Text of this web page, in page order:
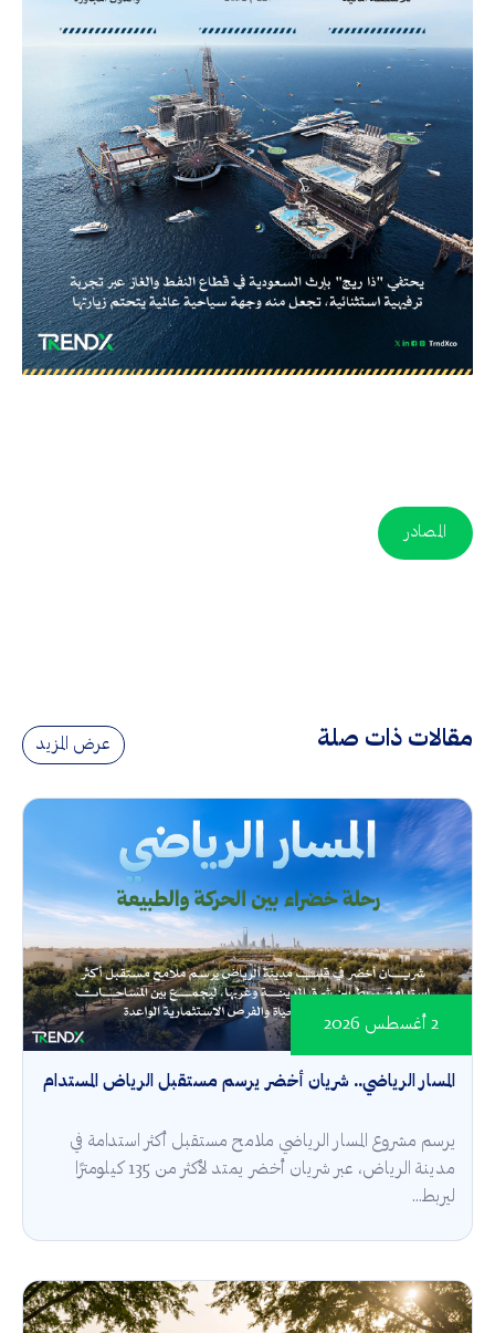
المصادر
مقالات ذات صلة عرض المزيد
المسار الرياضي.. شريان أخضر يرسم مستقبل الرياض المستدام
2 أغسطس 2026
يرسم مشروع المسار الرياضي ملامح مستقبل أكثر استدامة في
مدينة الرياض، عبر شريان أخضر يمتد لأكثر من 135 كيلومترًا
ليربط...